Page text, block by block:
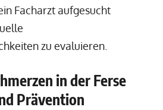
Facharzt aufgesucht
zu evaluieren.
in der Ferse
Prävention